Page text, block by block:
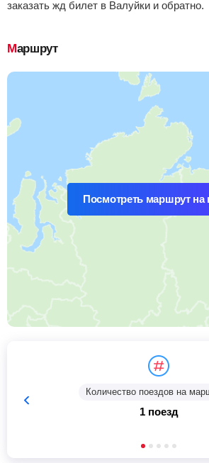
заказать жд билет в Валуйки и обратно.
Маршрут
Посмотреть маршрут на
Количество поездов на
1 поезд